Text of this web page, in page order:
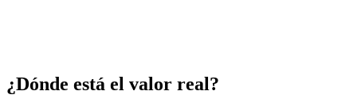
¿Dónde está el valor real?